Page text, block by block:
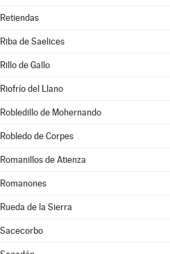
Retiendas
Riba de Saelices
Rillo de Gallo
Riofrío del Llano
Robledillo de Mohernando
Robledo de Corpes
Romanillos de Atienza
Romanones
Rueda de la Sierra
Sacecorbo